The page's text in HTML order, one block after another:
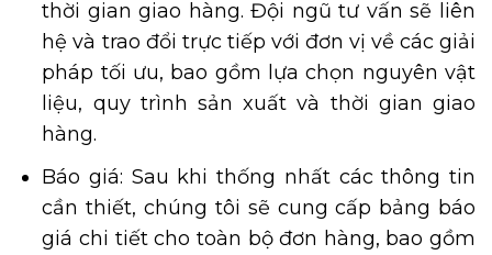
thời gian giao hàng. Đội ngũ tư vấn sẽ liên
hệ và trao đổi trực tiếp với đơn vị về các giải
pháp tối ưu, bao gồm lựa chọn nguyên vật
liệu, quy trình sản xuất và thời gian giao
hàng.
Báo giá: Sau khi thống nhất các thông tin
cần thiết, chúng tôi sẽ cung cấp bảng báo
giá chi tiết cho toàn bộ đơn hàng, bao gồm